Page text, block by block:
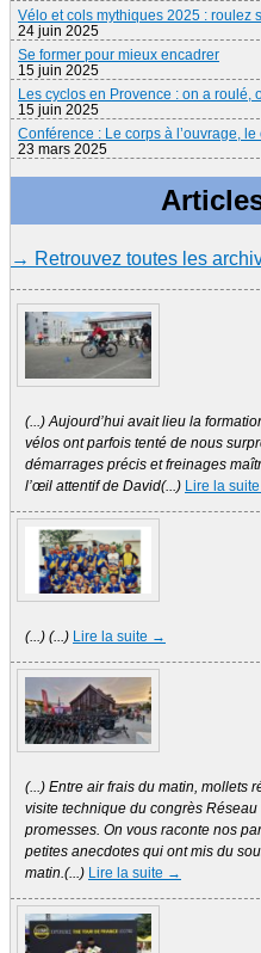
Vélo et cols mythiques 2025 : roulez
24 juin 2025
Se former pour mieux encadrer
15 juin 2025
Les cyclos en Provence : on a roulé,
15 juin 2025
Conférence : Le corps à l’ouvrage,
23 mars 2025
→ Retrouvez toutes les
(...) Aujourd’hui avait lieu la
vélos ont parfois tenté de nous
démarrages précis et freinages
l’œil attentif de David(...) Lire la
(...) (...) Lire la suite →
(...) Entre air frais du matin, mollets
visite technique du congrès
promesses. On vous raconte nos
petites anecdotes qui ont mis du
matin.(...) Lire la suite →